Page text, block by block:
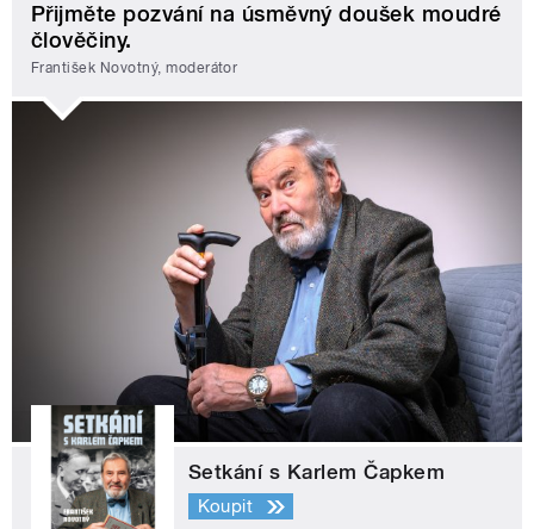
Přijměte pozvání na úsměvný doušek moudré
člověčiny.
František Novotný, moderátor
Setkání s Karlem Čapkem
Koupit